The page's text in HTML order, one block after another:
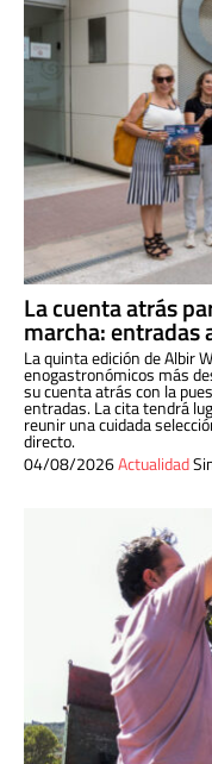
La cuenta atrás
marcha: entradas
La quinta edición de Albir
enogastronómicos más
su cuenta atrás con la
entradas. La cita tendrá
reunir una cuidada
directo.
04/08/2026Actualidad